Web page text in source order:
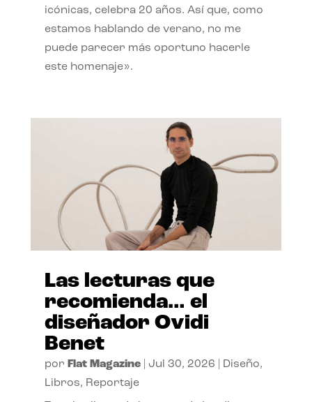
icónicas, celebra 20 años. Así que, como
estamos hablando de verano, no me
puede parecer más oportuno hacerle
este homenaje».
Las lecturas que
recomienda… el
diseñador Ovidi
Benet
por Flat Magazine| Jul 30, 2026 Diseño,
Libros, Reportaje